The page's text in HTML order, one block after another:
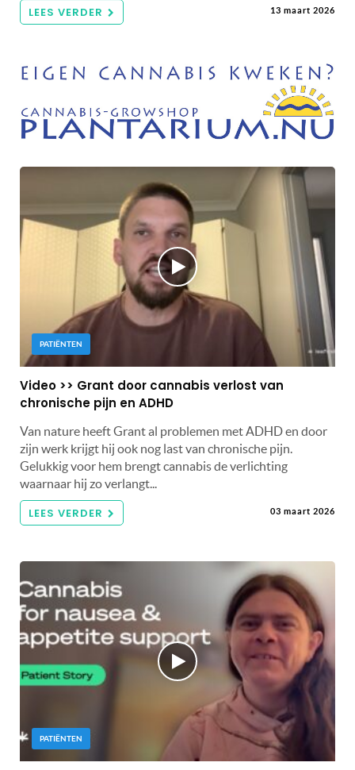
LEES VERDER 13 maart 2026
PATIËNTEN
Video >> Grant door cannabis verlost van
chronische pijn en ADHD
Van nature heeft Grant al problemen met ADHD en door
zijn werk krijgt hij ook nog last van chronische pijn.
Gelukkig voor hem brengt cannabis de verlichting
waarnaar hij zo verlangt...
LEES VERDER 03 maart 2026
PATIËNTEN